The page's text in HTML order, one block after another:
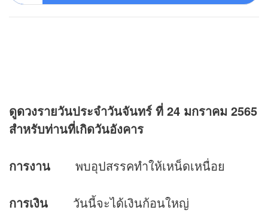
ดูดวงรายวันประจำวันจันทร์ ที่ 24 มกราคม 2565
สำหรับท่านที่เกิดวันอังคาร
การงาน พบอุปสรรคทำให้เหน็ดเหนื่อย
การเงิน วันนี้จะได้เงินก้อนใหญ่